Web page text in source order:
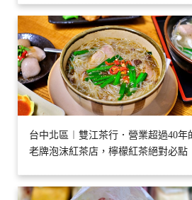
台中北區︱雙江茶行．營業超過40年
老牌泡沫紅茶店，檸檬紅茶絕對必點